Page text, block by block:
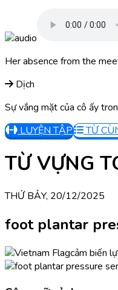
Her absence from the
Dịch
Sự vắng mặt của cô ấy
LUYỆN TẬP
TỪ
TỪ VỰNG
THỨ BẢY, 20/12/2025
foot plantar
cảm biến